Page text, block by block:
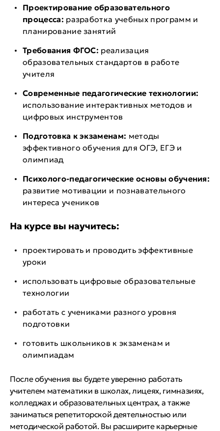
Проектирование образовательного
процесса: разработка учебных программ и
планирование занятий
Требования ФГОС: реализация
образовательных стандартов в работе
учителя
Современные педагогические технологии:
использование интерактивных методов и
цифровых инструментов
Подготовка к экзаменам: методы
эффективного обучения для ОГЭ, ЕГЭ и
олимпиад
Психолого-педагогические основы обучения:
развитие мотивации и познавательного
интереса учеников
На курсе вы научитесь:
проектировать и проводить эффективные
уроки
использовать цифровые образовательные
технологии
работать с учениками разного уровня
подготовки
готовить школьников к экзаменам и
олимпиадам
После обучения вы будете уверенно работать
учителем математики в школах, лицеях, гимназиях,
колледжах и образовательных центрах, а также
заниматься репетиторской деятельностью или
методической работой. Вы расширите карьерные